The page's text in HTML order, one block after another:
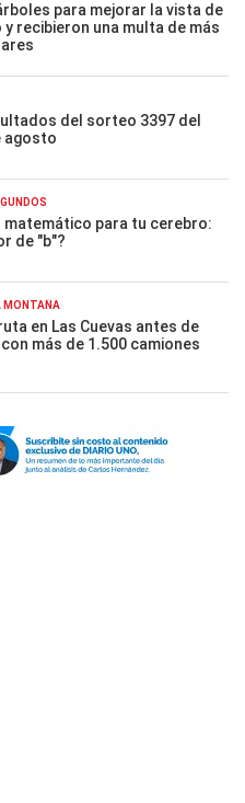
para mejorar la vista de
y recibieron una multa de más
del sorteo 3397 del
agosto
matemático para tu cerebro:
de "b"?
MONTAÑA
en Las Cuevas antes de
más de 1.500 camiones